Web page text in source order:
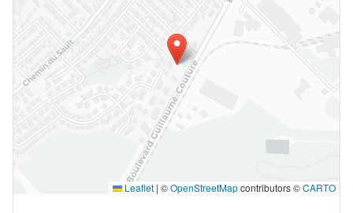
Leaflet | ©OpenStreetMapcontributors ©CARTO